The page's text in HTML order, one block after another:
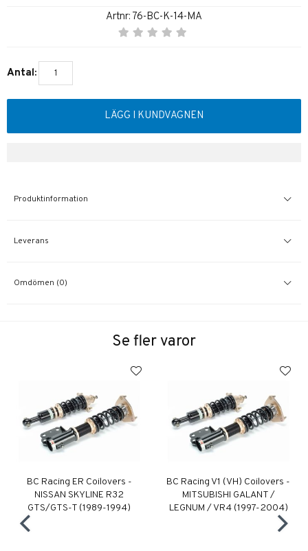
Artnr: 76-BC-K-14-MA
Antal:
LÄGG I KUNDVAGNEN
Produktinformation
Leverans
Omdömen (0)
Se fler varor
BC Racing ER Coilovers -
NISSAN SKYLINE R32
GTS/GTS-T (1989-1994)
BC Racing V1 (VH) Coilovers -
MITSUBISHI GALANT /
LEGNUM / VR4 (1997-2004)